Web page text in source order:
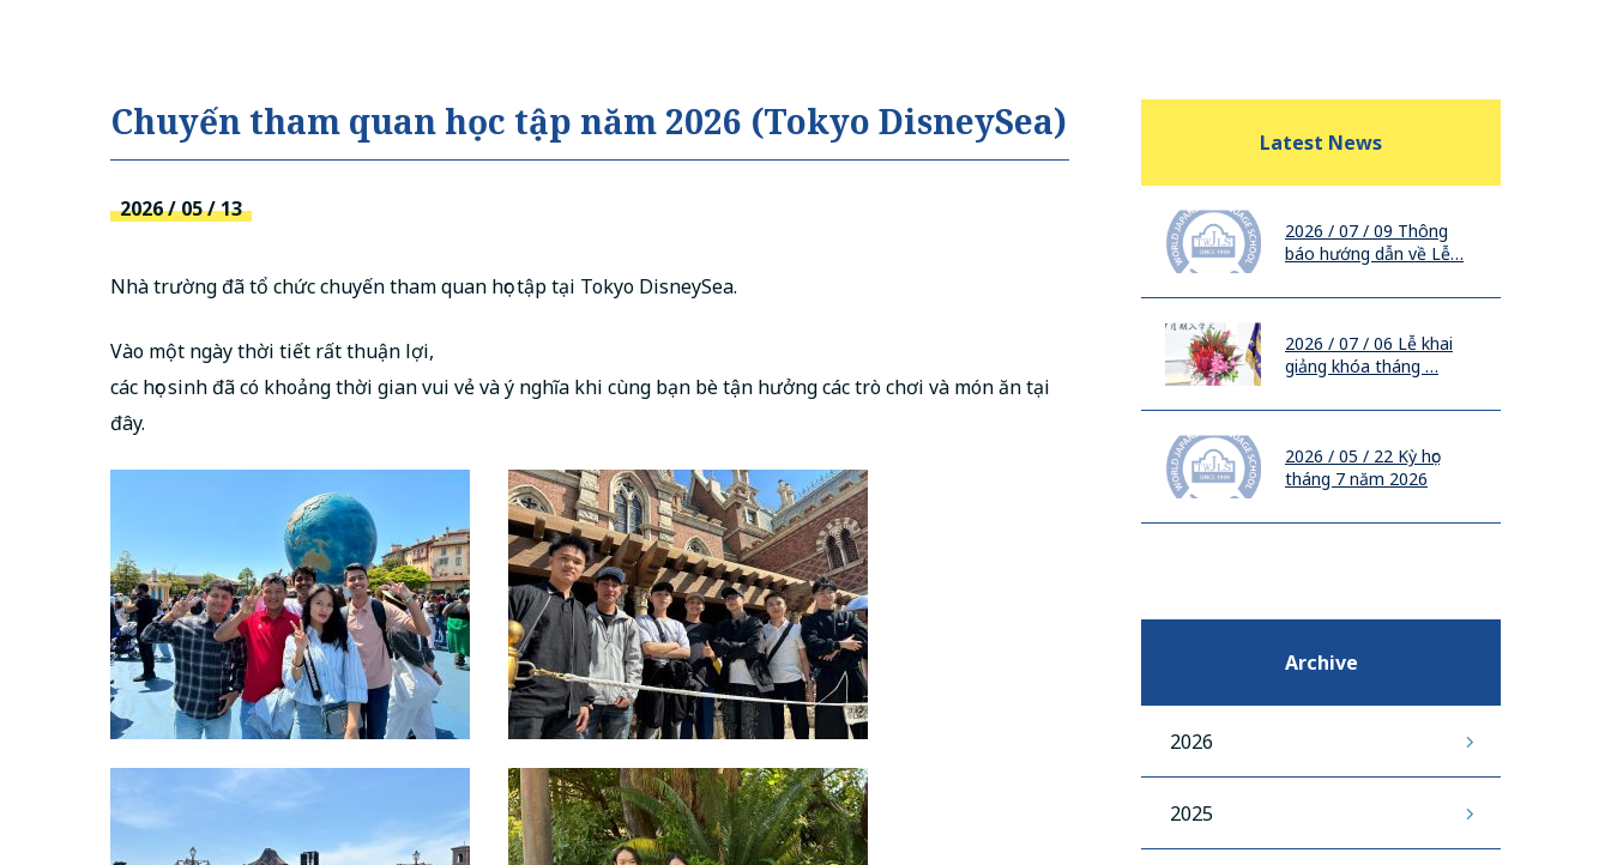
Chuyến tham quan học tập năm 2026 (Tokyo DisneySea)
2026 / 05 / 13
Nhà trường đã tổ chức chuyến tham quan học tập tại Tokyo DisneySea.
Vào một ngày thời tiết rất thuận lợi,
các học sinh đã có khoảng thời gian vui vẻ và ý nghĩa khi cùng bạn bè tận hưởng các trò chơi và món ăn tại
đây.
Latest News
2026 / 07 / 09 Thông
báo hướng dẫn về Lễ…
2026 / 07 / 06 Lễ khai
giảng khóa tháng …
2026 / 05 / 22 Kỳ học
tháng 7 năm 2026
Archive
2026
2025